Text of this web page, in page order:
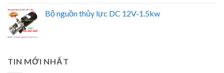
Bộ nguồn thủy lực DC 12V-1.5kw
TIN MỚI NHẤT